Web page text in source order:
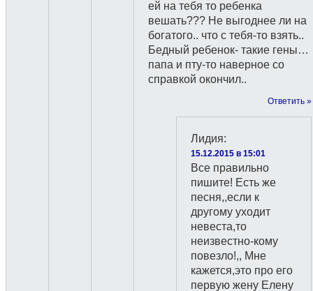
ей на тебя то ребенка
вешать??? Не выгоднее ли на
богатого.. что с тебя-то взять..
Бедный ребенок- такие гены…
папа и пту-то наверное со
справкой окончил..
Ответить »
Лидия:
15.12.2015 в 15:01
Все правильно
пишите! Есть же
песня,,если к
другому уходит
невеста,то
неизвестно-кому
повезло!,, Мне
кажется,это про его
первую жену Елену